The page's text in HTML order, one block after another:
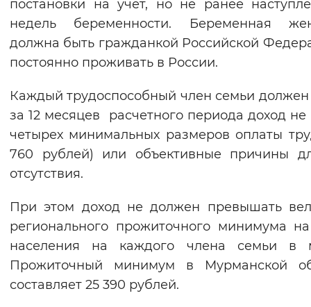
Вернуть стандартные настройки
постановки на учет, но не ранее
недель беременности. Беременная
должна быть гражданкой Российской
постоянно проживать в России.
Каждый трудоспособный член семьи должен
за 12 месяцев расчетного периода доход
четырех минимальных размеров оплаты
760 рублей) или объективные причины
отсутствия.
При этом доход не должен превышать
регионального прожиточного минимума
населения на каждого члена семьи в
Прожиточный минимум в Мурманской
составляет 25 390 рублей.